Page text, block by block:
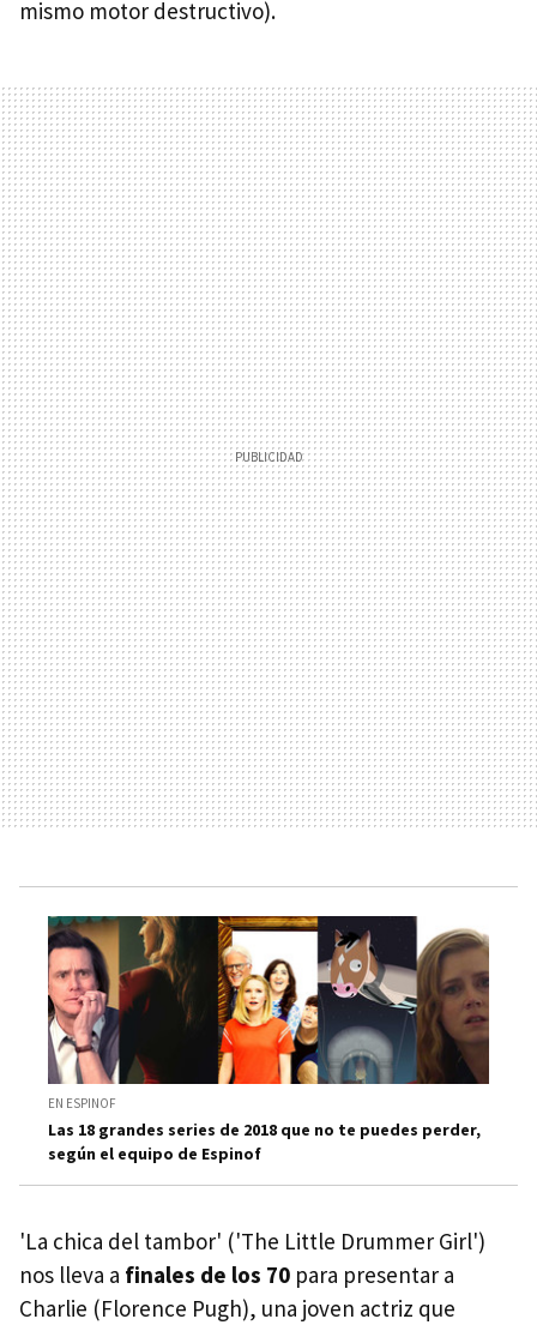
mismo motor destructivo).
EN ESPINOF
Las 18 grandes series de 2018 que no te puedes perder,
según el equipo de Espinof
'La chica del tambor' ('The Little Drummer Girl')
nos lleva a finales de los 70 para presentar a
Charlie (Florence Pugh), una joven actriz que